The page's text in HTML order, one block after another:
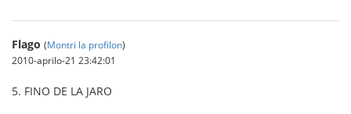
Flago (Montri la profilon)
2010-aprilo-21 23:42:01
5. FINO DE LA JARO